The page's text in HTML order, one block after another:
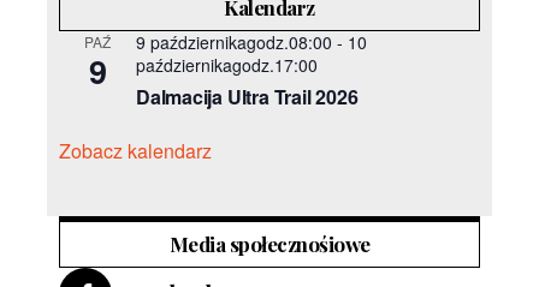
Kalendarz
PAŹ
9
9 październikagodz.08:00 - 10
październikagodz.17:00
Dalmacija Ultra Trail 2026
Zobacz kalendarz
Media społecznośiowe